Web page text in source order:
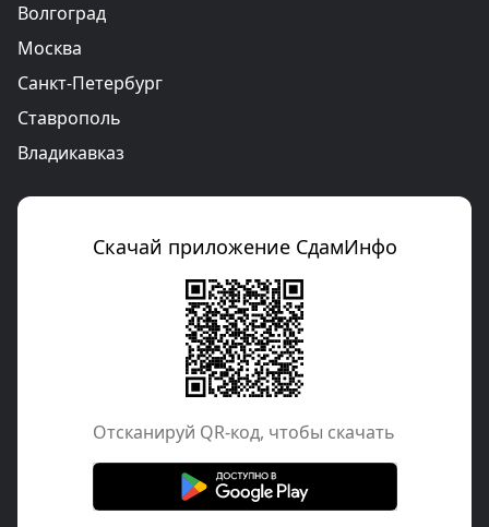
Волгоград
Москва
Санкт-Петербург
Ставрополь
Владикавказ
Скачай приложение СдамИнфо
Отcканируй QR-код, чтобы скачать